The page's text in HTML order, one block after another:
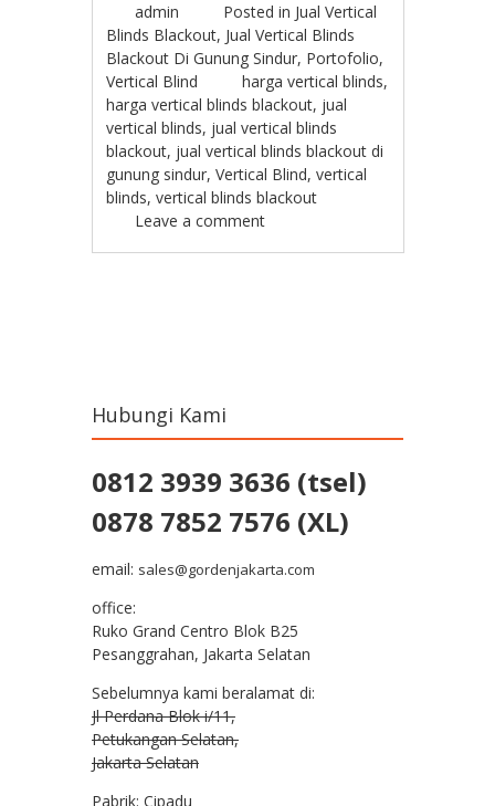
admin Posted in Jual Vertical
Blinds Blackout, Jual Vertical Blinds
Blackout Di Gunung Sindur, Portofolio,
Vertical Blind
harga vertical blinds,
harga vertical blinds blackout, jual
vertical blinds, jual vertical blinds
blackout, jual vertical blinds blackout di
gunung sindur,Vertical Blind,vertical
blinds,vertical blinds blackout
Leave a comment
Hubungi Kami
0812 3939 3636 (tsel)
0878 7852 7576 (XL)
email: sales@gordenjakarta.com
office:
Ruko Grand Centro Blok B25
Pesanggrahan, Jakarta Selatan
Sebelumnya kami beralamat di:
Jl Perdana Blok i/11,
Petukangan Selatan,
Jakarta Selatan
Pabrik: Cipadu